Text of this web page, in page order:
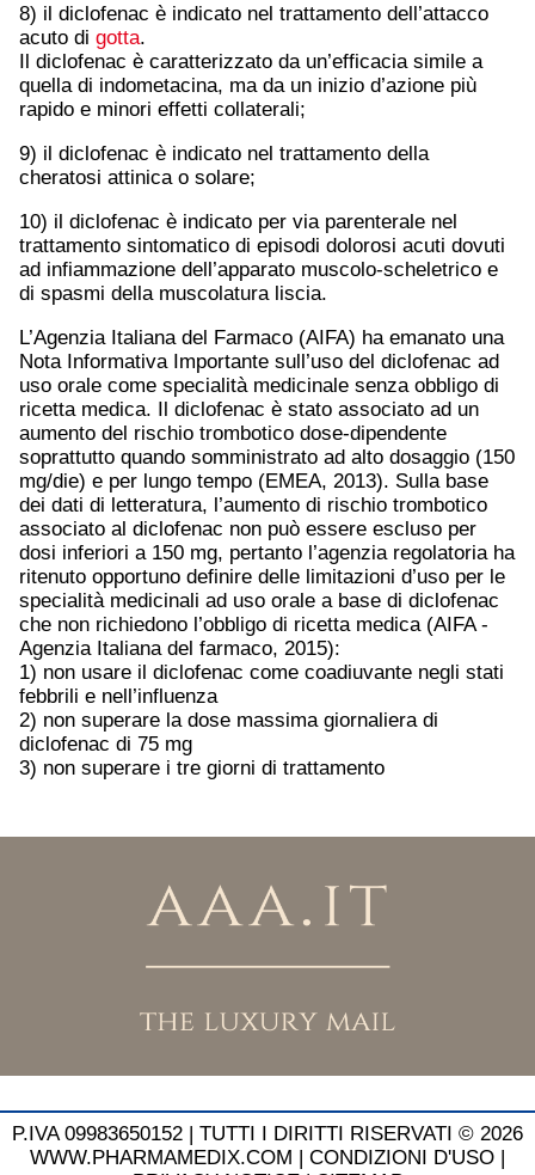
8) il diclofenac è indicato nel trattamento dell’attacco
acuto di gotta.
Il diclofenac è caratterizzato da un’efficacia simile a
quella di indometacina, ma da un inizio d’azione più
rapido e minori effetti collaterali;
9) il diclofenac è indicato nel trattamento della
cheratosi attinica o solare;
10) il diclofenac è indicato per via parenterale nel
trattamento sintomatico di episodi dolorosi acuti dovuti
ad infiammazione dell’apparato muscolo-scheletrico e
di spasmi della muscolatura liscia.
L’Agenzia Italiana del Farmaco (AIFA) ha emanato una
Nota Informativa Importante sull’uso del diclofenac ad
uso orale come specialità medicinale senza obbligo di
ricetta medica. Il diclofenac è stato associato ad un
aumento del rischio trombotico dose-dipendente
soprattutto quando somministrato ad alto dosaggio (150
mg/die) e per lungo tempo (EMEA, 2013). Sulla base
dei dati di letteratura, l’aumento di rischio trombotico
associato al diclofenac non può essere escluso per
dosi inferiori a 150 mg, pertanto l’agenzia regolatoria ha
ritenuto opportuno definire delle limitazioni d’uso per le
specialità medicinali ad uso orale a base di diclofenac
che non richiedono l’obbligo di ricetta medica (AIFA -
Agenzia Italiana del farmaco, 2015):
1) non usare il diclofenac come coadiuvante negli stati
febbrili e nell’influenza
2) non superare la dose massima giornaliera di
diclofenac di 75 mg
3) non superare i tre giorni di trattamento
P.IVA 09983650152 | TUTTI I DIRITTI RISERVATI © 2026
WWW.PHARMAMEDIX.COM | CONDIZIONI D'USO |